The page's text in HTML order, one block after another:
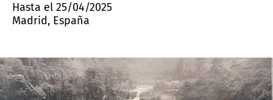
Hasta el 25/04/2025
Madrid, España